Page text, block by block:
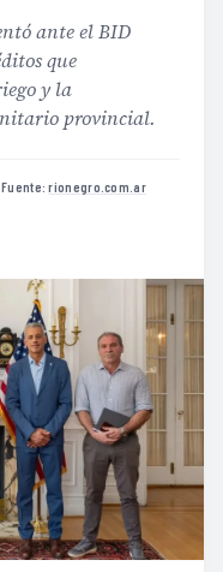
ante el BID
que
y la
provincial.
·Fuente:rionegro.com.ar